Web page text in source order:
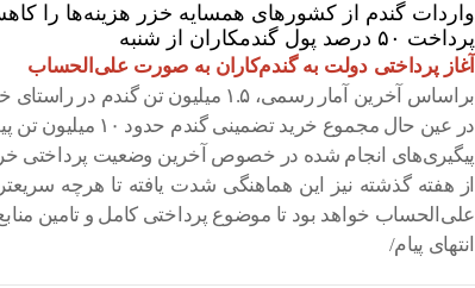
واردات گندم از کشورهای همسایه خزر هزینه‌ها را
پرداخت ۵۰ درصد پول گندمکاران از شنبه
آغاز پرداختی دولت به گندم‌کاران به صورت علی‌الحساب
براساس آخرین آمار رسمی، ۱.۵ میلیون تن گندم در راستای خرید تضمینی تا هفته گذشته خریداری شده بود که به نظر می‌رسد این رقم در هفته جاری به بیش از دو میلیون تن خواهد رسید.
در عین حال مجموع خرید تضمینی گندم حدود ۱۰ میلیون تن پیش‌بینی شده و مازاد آن به صورت آزاد به فروش خواهد رسید. با این وجود اما واردات ۳ میلیون تن ذخیره نیز در بودجه پیش‌بینی شده است.
پیگیری‌های انجام شده در خصوص آخرین وضعیت پرداختی
از هفته گذشته نیز این هماهنگی شدت یافته تا هرچه
علی‌الحساب خواهد بود تا موضوع پرداختی کامل و تامین
انتهای پیام/